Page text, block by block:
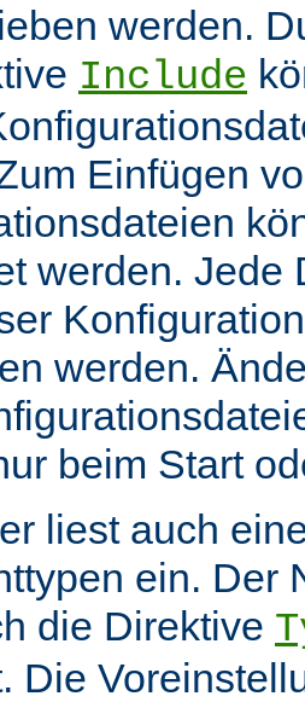
werden.
Include
Einfügen
werden. Jede
werden.
beim Start
liest auch
ein. Der
die Direktive
Die